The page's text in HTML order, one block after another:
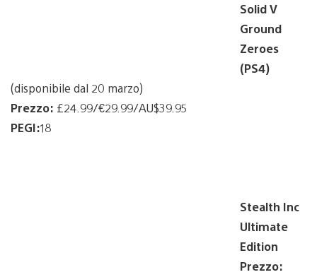
Solid V
Ground
Zeroes
(PS4)
(disponibile dal 20 marzo)
Prezzo: £24.99/€29.99/AU$39.95
PEGI:18
Stealth Inc
Ultimate
Edition
Prezzo: